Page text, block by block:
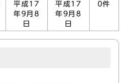
平成17
年9月8
日
平成17
年9月8
日
0件